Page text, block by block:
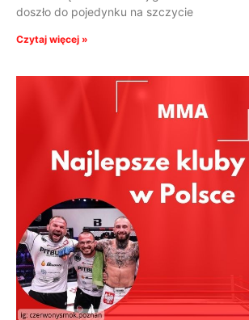
doszło do pojedynku na szczycie
Czytaj więcej »